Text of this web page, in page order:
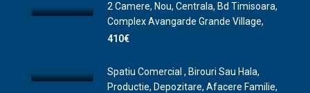
2 Camere, Nou, Centrala, Bd Timisoara,
Complex Avangarde Grande Village,
410€
Spatiu Comercial , Birouri Sau Hala,
Productie, Depozitare, Afacere Familie,